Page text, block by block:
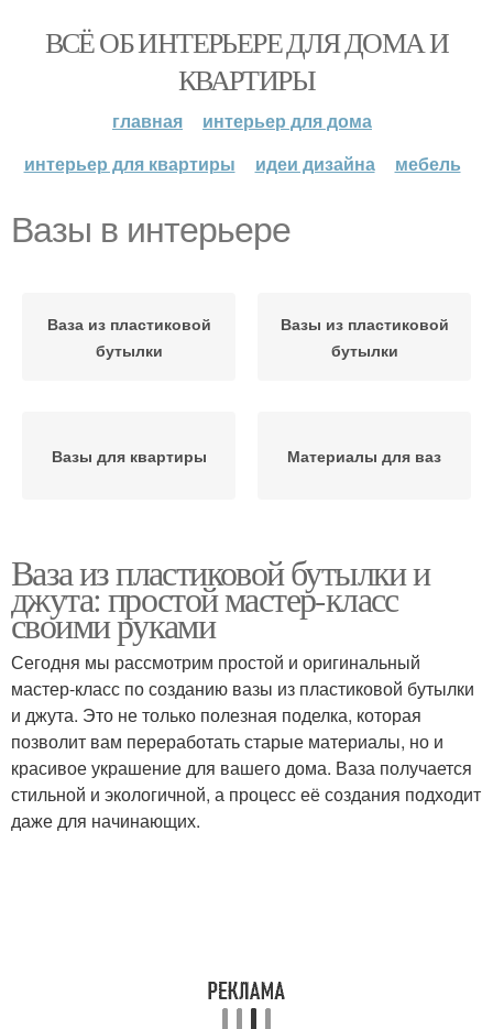
ВСЁ ОБ ИНТЕРЬЕРЕ ДЛЯ ДОМА И
КВАРТИРЫ
главная
интерьер для дома
интерьер для квартиры
идеи дизайна мебель
Вазы в интерьере
Ваза из пластиковой
бутылки
Вазы из пластиковой
бутылки
Вазы для квартиры Материалы для ваз
Ваза из пластиковой бутылки и
джута: простой мастер-класс
своими руками
Сегодня мы рассмотрим простой и оригинальный
мастер-класс по созданию вазы из пластиковой бутылки
и джута. Это не только полезная поделка, которая
позволит вам переработать старые материалы, но и
красивое украшение для вашего дома. Ваза получается
стильной и экологичной, а процесс её создания подходит
даже для начинающих.